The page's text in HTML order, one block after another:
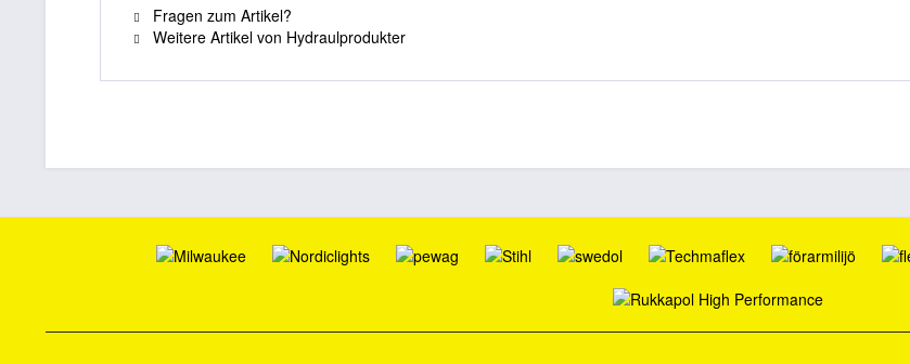
Fragen zum Artikel?
Weitere Artikel von Hydraulprodukter